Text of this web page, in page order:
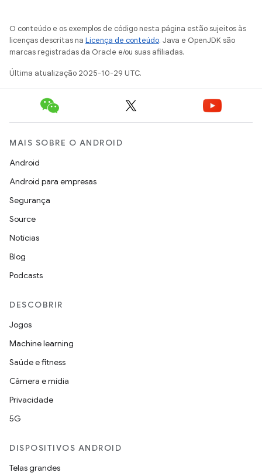
O conteúdo e os exemplos de código nesta página estão sujeitos às
licenças descritas na Licença de conteúdo. Java e OpenJDK são
marcas registradas da Oracle e/ou suas afiliadas.
Última atualização 2025-10-29 UTC.
MAIS SOBRE O ANDROID
Android
Android para empresas
Segurança
Source
Notícias
Blog
Podcasts
DESCOBRIR
Jogos
Machine learning
Saúde e fitness
Câmera e mídia
Privacidade
5G
DISPOSITIVOS ANDROID
Telas grandes